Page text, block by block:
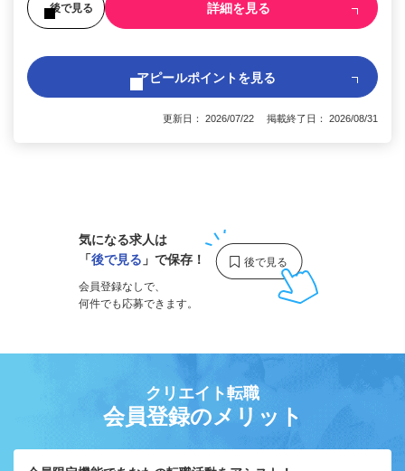
後で見る 詳細を見る
アピールポイントを見る
更新日： 2026/07/22 掲載終了日： 2026/08/31
気になる求人は
「後で見る 」で保存！
会員登録なしで、
何件でも応募できます。
クリエイト転職
会員登録のメリット